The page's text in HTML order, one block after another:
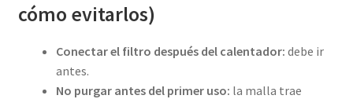
cómo evitarlos)
Conectar el filtro después del calentador: debe ir
antes.
No purgar antes del primer uso: la malla trae